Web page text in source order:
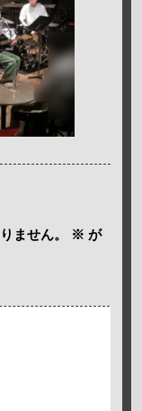
ません。 ※ が